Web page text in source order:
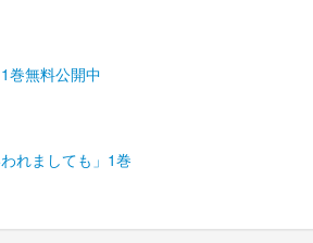
巻無料公開中
れましても」1巻